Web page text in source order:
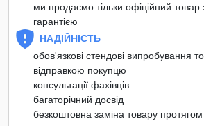
ми продаємо тільки офіційний
гарантією
НАДІЙНІСТЬ
обов'язкові стендові випробування
відправкою покупцю
консультації фахівців
багаторічний досвід
безкоштовна заміна товару протягом